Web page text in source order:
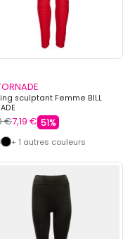
sculptant Femme BILL
€7,19 € 51%
+ 1 autres couleurs